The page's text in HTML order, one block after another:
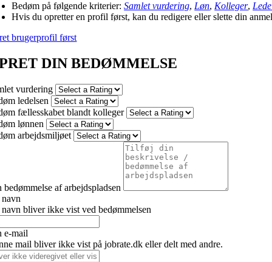
Bedøm på følgende kriterier:Samlet vurdering, Løn, Kolleger,
Hvis du opretter en profil først, kan du redigere eller slette din
brugerprofil først
DIN BEDØMMELSE
vurdering
ledelsen
fællesskabet blandt kolleger
lønnen
arbejdsmiljøet
bedømmelse af arbejdspladsen
bliver ikke vist ved bedømmelsen
e-mail
mail bliver ikke vist på jobrate.dk eller delt med andre.